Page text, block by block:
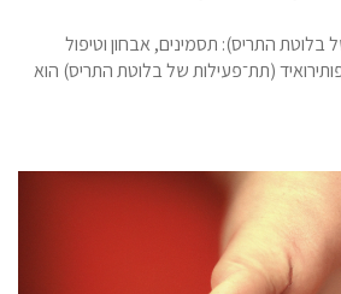
בלוטת התריס): תסמינים, אבחון וטיפול
(תת־פעילות של בלוטת התריס) הוא